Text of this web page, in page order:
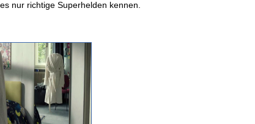
nur richtige Superhelden kennen.